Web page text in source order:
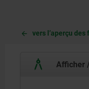
vers l’aperçu des
Afficher